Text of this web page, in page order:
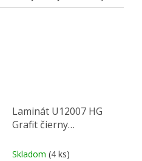
plechom s povrchom
Laminát U12007 HG
Grafit čierny
Skladom (4 ks)